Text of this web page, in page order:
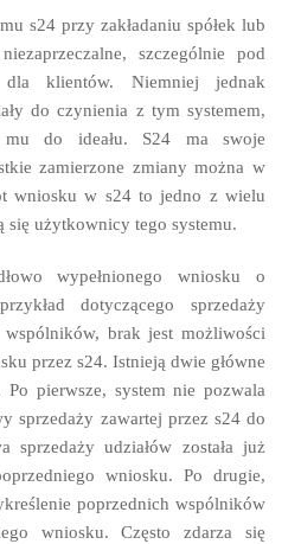
s24 przy zakładaniu spółek lub
szczególnie pod
dla klientów. Niemniej jednak
do czynienia z tym systemem,
do ideału. S24 ma swoje
zamierzone zmiany można w
wniosku w s24 to jedno z wielu
użytkownicy tego systemu.
wypełnionego wniosku o
dotyczącego sprzedaży
brak jest możliwości
przez s24. Istnieją dwie główne
pierwsze, system nie pozwala
sprzedaży zawartej przez s24 do
sprzedaży udziałów została już
wniosku. Po drugie,
poprzednich wspólników
wniosku. Często zdarza się